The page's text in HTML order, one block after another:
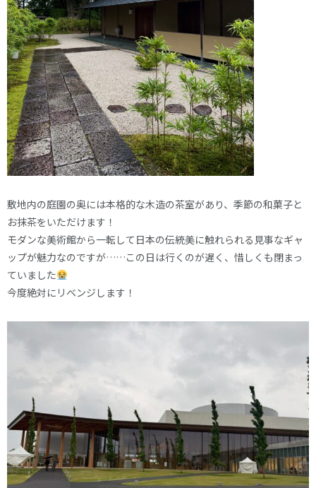
敷地内の庭園の奥には本格的な木造の茶室があり、季節の和菓子と
お抹茶をいただけます！
モダンな美術館から一転して日本の伝統美に触れられる見事なギャ
ップが魅力なのですが……この日は行くのが遅く、惜しくも閉まっ
ていました
今度絶対にリベンジします！